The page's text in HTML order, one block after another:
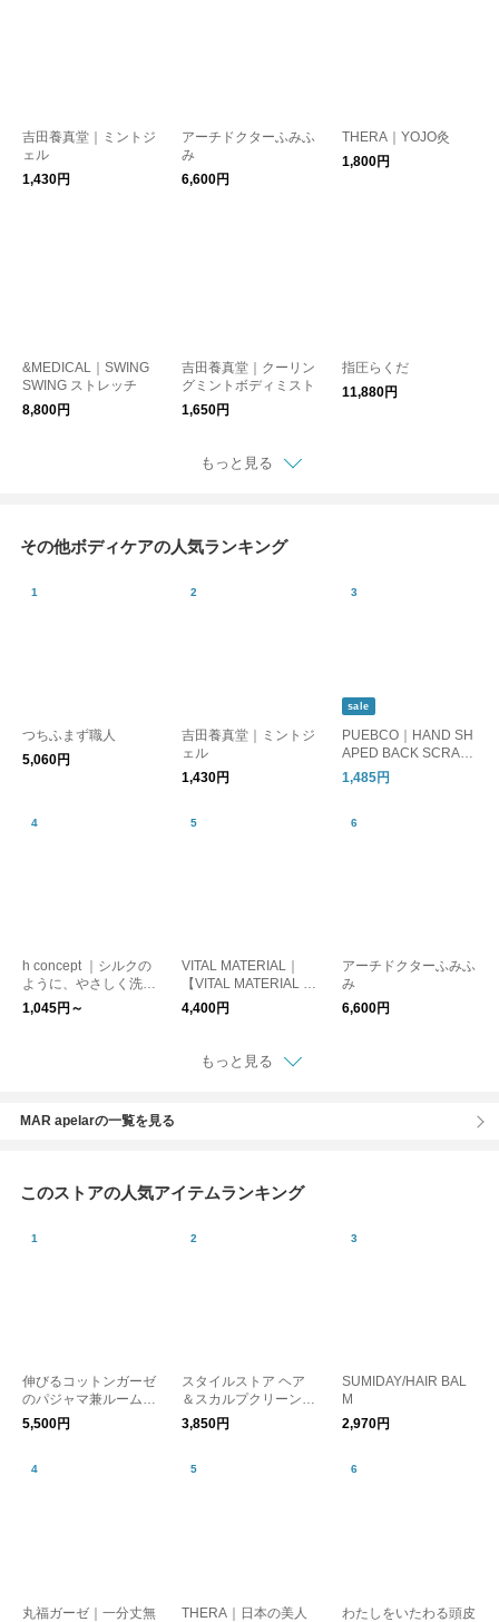
吉田養真堂｜ミントジ
ェル
1,430円
アーチドクターふみふ
み
6,600円
THERA｜YOJO灸
1,800円
&MEDICAL｜SWING
SWING ストレッチ
8,800円
吉田養真堂｜クーリン
グミントボディミスト
1,650円
指圧らくだ
11,880円
もっと見る
その他ボディケアの人気ランキング
つちふまず職人
5,060円
吉田養真堂｜ミントジ
ェル
1,430円
sale
PUEBCO｜HAND SH
APED BACK SCRATC
HER/孫の手
1,485円
h concept ｜シルクの
ように、やさしく洗
う。上州絹屋のシルキ
ーフォーム
1,045円～
VITAL MATERIAL｜
【VITAL MATERIAL ×
AUTO MOAI】 GIFT B
OXセット
4,400円
アーチドクターふみふ
み
6,600円
もっと見る
MAR apelarの一覧を見る
このストアの人気アイテムランキング
伸びるコットンガーゼ
のパジャマ兼ルームウ
ェア 接触冷感パンツ
レディース
5,500円
スタイルストア ヘア
＆スカルプクリーンブ
ラシ
3,850円
SUMIDAY/HAIR BAL
M
2,970円
丸福ガーゼ｜一分丈無 THERA｜日本の美人 わたしをいたわる頭皮